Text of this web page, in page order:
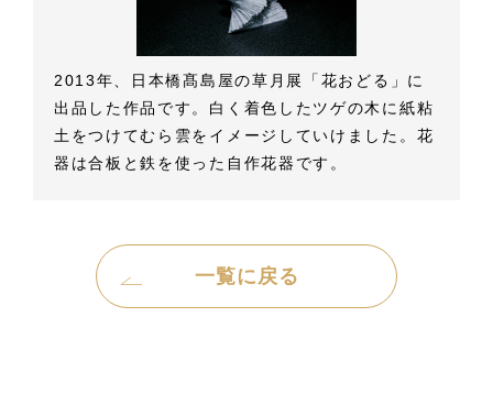
2013年、日本橋髙島屋の草月展「花おどる」に
出品した作品です。白く着色したツゲの木に紙粘
土をつけてむら雲をイメージしていけました。花
器は合板と鉄を使った自作花器です。
一覧に戻る